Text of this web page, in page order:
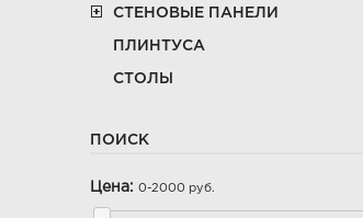
СТЕНОВЫЕ ПАНЕЛИ
ПЛИНТУСА
СТОЛЫ
ПОИСК
Цена: 0-2000 руб.